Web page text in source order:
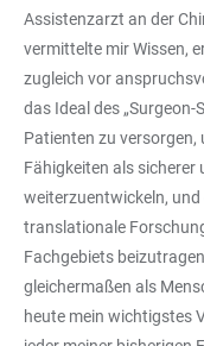
Assistenzarzt an der
vermittelte mir Wissen,
zugleich vor
das Ideal des
Patienten zu
Fähigkeiten als sicherer
weiterzuentwickeln,
translationale
Fachgebiets
gleichermaßen als
heute mein wichtigstes